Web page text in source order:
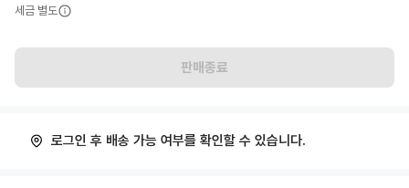
세금 별도
판매종료
로그인 후 배송 가능 여부를 확인할 수 있습니다.